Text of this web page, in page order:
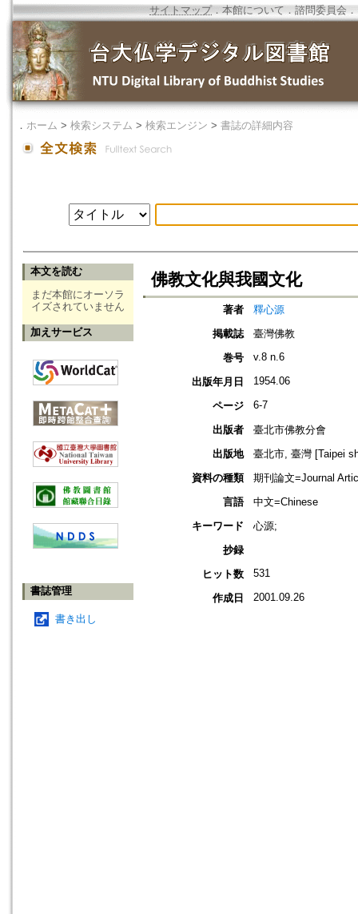
サイトマップ．本館について ． 諮問委員会 ．
． ホーム > 検索システム > 検索エンジン > 書誌の詳細内容
本文を読む
まだ本館にオーソラ
イズされていません
加えサービス
書誌管理
書き出し
佛教文化與我國文化
著者
釋心源
掲載誌
臺灣佛教
巻号
v.8 n.6
出版年月日 1954.06
ページ 6-7
出版者
臺北市佛教分會
出版地
臺北市, 臺灣 [Taipei
資料の種類
期刊論文=Journal
言語
中文=Chinese
キーワード
心源;
抄録
ヒット数
531
作成日 2001.09.26